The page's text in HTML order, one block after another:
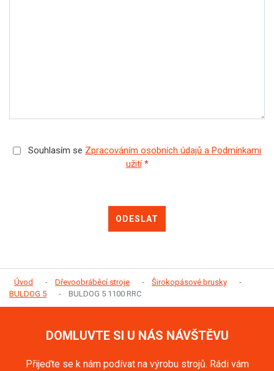
Souhlasím se Zpracováním osobních údajů a Podmínkami
užití *
ODESLAT
Úvod Dřevoobráběcí stroje
Širokopásové brusky
BULDOG 5
BULDOG 5 1100 RRC
DOMLUVTE SI U NÁS NÁVŠTĚVU
Přijeďte se k nám podívat na výrobu strojů. Rádi vám